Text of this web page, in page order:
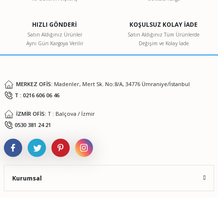
Ürün açıklamasında eksik bilgiler bulunuyor.
Ürün fiyatı diğer sitelerden daha pahalı.
Bu ürüne benzer farklı alternatifler olmalı.
Brand Transferpette S 10 µL Sabit Hacimli Otomatik Pipet 705808 Sarı
%20
HIZLI GÖNDERİ
Satın Aldığınız Ürünler
Aynı Gün Kargoya Verilir
KOŞULSUZ KOLAY İADE
Satın Aldığınız Tüm Ürünlerde
Değişim ve Kolay İade
MERKEZ OFİS: Madenler, Mert Sk. No:8/A, 34776 Ümraniye/İstanbul
T : 0216 606 06 46
İZMİR OFİS: T : Balçova / İzmir
0530 381 24 21
Kurumsal